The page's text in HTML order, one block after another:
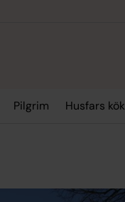
Pilgrim Husfars kök